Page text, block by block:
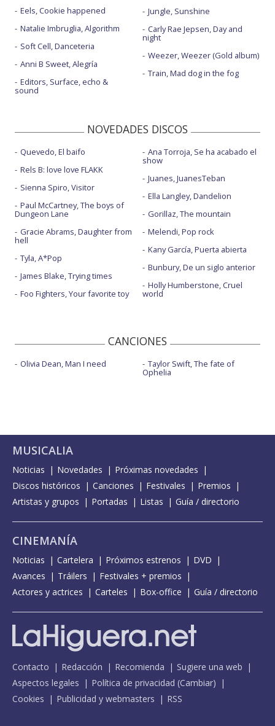
Eels, Cookie happened
Natalie Imbruglia, Algorithm
Soft Cell, Danceteria
Anni B Sweet, Alegría
Editors, Surface, echo &
sound
Jungle, Sunshine
Carly Rae Jepsen, Day and
night
Weezer, Weezer (Gold album)
Train, Mad dog in the fog
NOVEDADES DISCOS
Quevedo, El baifo
Rels B: love love FLAKK
Sienna Spiro, Visitor
Paul McCartney, The boys of
Dungeon Lane
Gracie Abrams, Daughter from
hell
Tyla, A*Pop
James Blake, Trying times
Foo Fighters, Your favorite toy
Ana Torroja, Se ha acabado el
show
Juanes, JuanesTeban
Ella Langley, Dandelion
Gorillaz, The mountain
Melendi, Pop rock
Kany García, Puerta abierta
Bunbury, De un siglo anterior
Holly Humberstone, Cruel
world
CANCIONES
Olivia Dean, Man I need Taylor Swift, The fate of
Ophelia
MUSICALIA
Noticias Novedades
Próximas novedades
Discos históricos
Canciones Festivales
Premios
Artistas y grupos
Portadas Listas Guía / directorio
CINEMANÍA
Noticias Cartelera Próximos estrenos
DVD
Avances
Tráilers
Festivales + premios
Actores y actrices
Carteles Box-office Guía / directorio
Contacto Redacción Recomienda
Sugiere una web
Aspectos legales
Política de privacidad (Cambiar)
Cookies
Publicidad y webmasters RSS